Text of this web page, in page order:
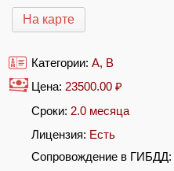
На карте
Категории: A, B
Цена: 23500.00 ₽
Сроки: 2.0 месяца
Лицензия: Есть
Сопровождение в ГИБДД: